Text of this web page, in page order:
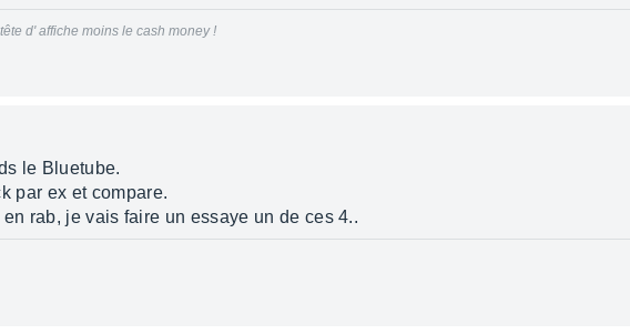
d' affiche moins le cash money !
le Bluetube.
par ex et compare.
rab, je vais faire un essaye un de ces 4..